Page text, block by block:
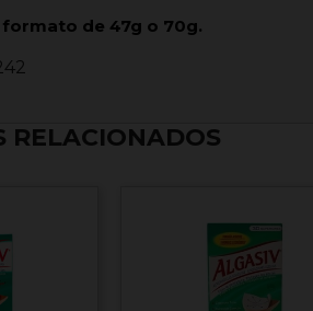
de 47g o 70g.
RELACIONADOS